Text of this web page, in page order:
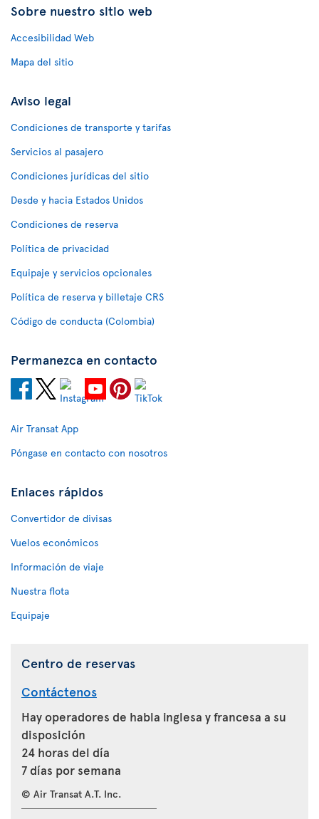
Sobre nuestro sitio web
Accesibilidad Web
Mapa del sitio
Aviso legal
Condiciones de transporte y tarifas
Servicios al pasajero
Condiciones jurídicas del sitio
Desde y hacia Estados Unidos
Condiciones de reserva
Política de privacidad
Equipaje y servicios opcionales
Política de reserva y billetaje CRS
Código de conducta (Colombia)
Permanezca en contacto
Air Transat App
Póngase en contacto con nosotros
Enlaces rápidos
Convertidor de divisas
Vuelos económicos
Información de viaje
Nuestra flota
Equipaje
Centro de reservas
Contáctenos
Hay operadores de habla inglesa y francesa a su
disposición
24 horas del día
7 días por semana
© Air Transat A.T. Inc.